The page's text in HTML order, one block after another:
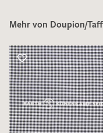
Mehr von Doupion/